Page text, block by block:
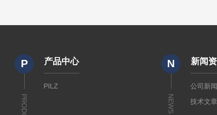
P 产品中心
PILZ
N
NEWS
新闻
公司新
技术文